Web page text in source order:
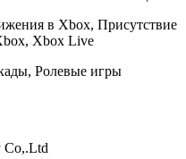
в Xbox, Присутствие
Xbox Live
Ролевые игры
Co,.Ltd